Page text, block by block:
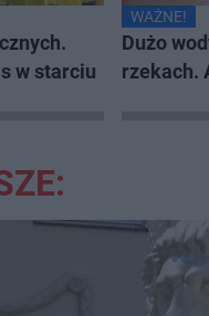
w starciu
WAŻNE!
Dużo
rzekach.